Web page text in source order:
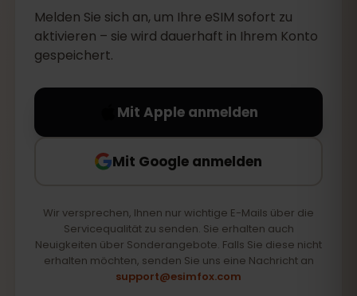
Melden Sie sich an, um Ihre eSIM sofort zu
aktivieren – sie wird dauerhaft in Ihrem Konto
gespeichert.
Mit Apple anmelden
Mit Google anmelden
Wir versprechen, Ihnen nur wichtige E-Mails über die
Servicequalität zu senden. Sie erhalten auch
Neuigkeiten über Sonderangebote. Falls Sie diese nicht
erhalten möchten, senden Sie uns eine Nachricht an
support@esimfox.com